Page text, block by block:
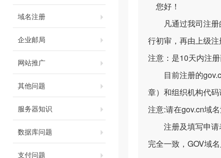
域名注册
企业邮局
网站推广
其他问题
服务器知识
数据库问题
支付问题
您好！
凡通过我司注册
行初审，再由上级
注意：是10天内注
目前注册的
章）和组织机构代
注意:请在gov.cn域
注册及填写申请
完全一致，GOV域